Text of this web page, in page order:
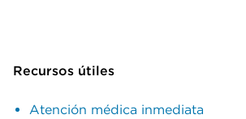
Recursos útiles
Atención médica inmediata